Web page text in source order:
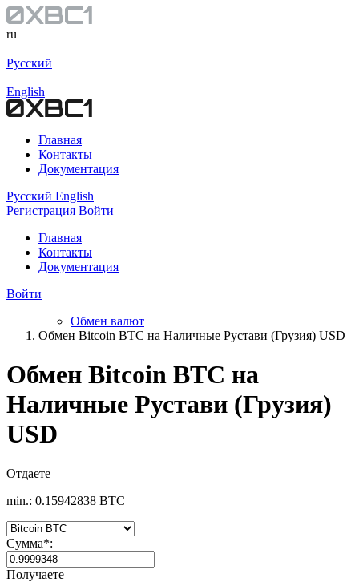
ru
Русский
English
Главная
Контакты
Документация
Русский English
Регистрация Войти
Главная
Контакты
Документация
Войти
Обмен валют
Обмен Bitcoin BTC на Наличные Рустави (Грузия) USD
Обмен Bitcoin BTC на
Наличные Рустави (Грузия)
USD
Отдаете
min.: 0.15942838 BTC
Сумма*:
Получаете